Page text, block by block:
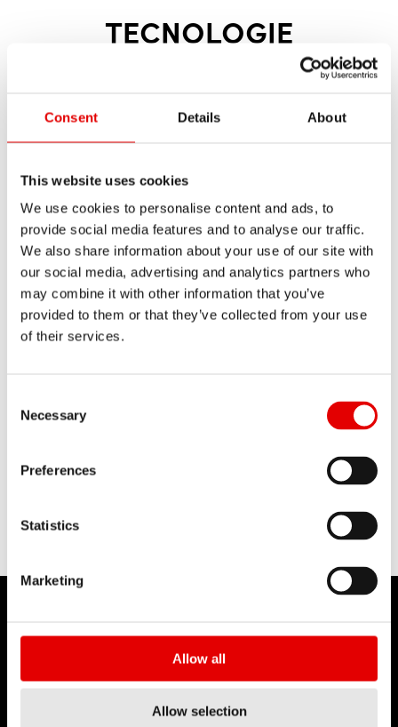
Consent Details About
This website uses cookies
We use cookies to personalise content and ads, to
provide social media features and to analyse our traffic.
We also share information about your use of our site with
our social media, advertising and analytics partners who
may combine it with other information that you’ve
provided to them or that they’ve collected from your use
of their services.
Necessary
Preferences
Statistics
Marketing
Allow all
Allow selection
TECNOLOGIE
delle sospensioni sviluppate in-house:
SOSPENSIONI
DT SWISS
Chi siamo